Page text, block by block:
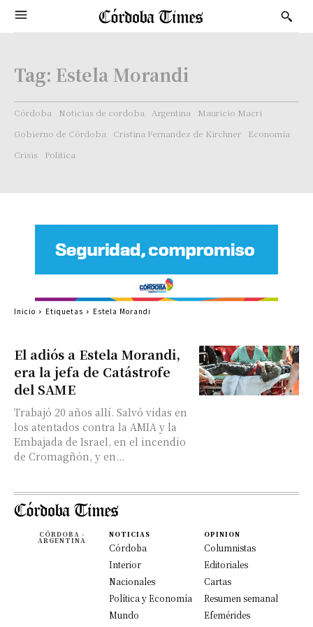
Tag: Estela Morandi
Córdoba Noticias de cordoba Argentina
Mauricio Macri
Gobierno de Córdoba
Cristina Fernandez de Kirchner
Economía
Crisis
Politica
El adiós a Estela Morandi,
era la jefa de Catástrofe
del SAME
Trabajó 20 años allí. Salvó vidas en
los atentados contra la AMIA y la
Embajada de Israel, en el incendio
de Cromagñón, y en...
Inicio Etiquetas Estela Morandi
CÓRDOBA -
ARGENTINA
NOTICIAS
Córdoba
Interior
Nacionales
Política y Economía
Mundo
OPINION
Columnistas
Editoriales
Cartas
Resumen semanal
Efemérides